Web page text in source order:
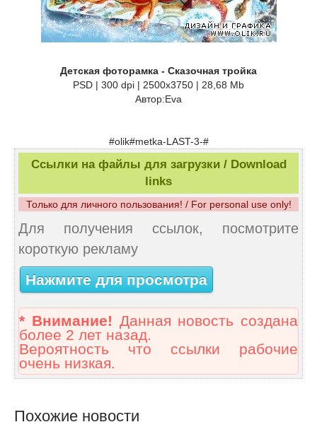
Детская фоторамка - Сказочная тройка
PSD | 300 dpi | 2500x3750 | 28,68 Mb
Автор:Eva
#olik#metka-LAST-3-#
Ссылки на файлы для загрузки / Download
links
Только для личного пользования! / For personal use only!
Для получения ссылок, посмотрите
короткую рекламу
Нажмите для просмотра
* Внимание! Данная новость создана
более 2 лет назад.
Вероятность что ссылки рабочие
очень низкая.
Похожие новости